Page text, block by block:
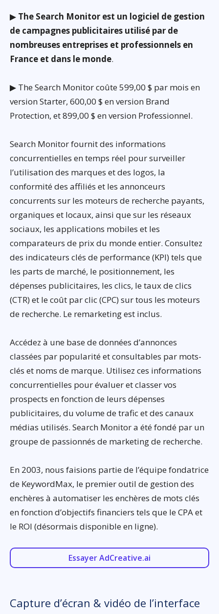
▶ The Search Monitor est un logiciel de gestion
de campagnes publicitaires utilisé par de
nombreuses entreprises et professionnels en
France et dans le monde.
▶ The Search Monitor coûte 599,00 $ par mois en
version Starter, 600,00 $ en version Brand
Protection, et 899,00 $ en version Professionnel.
Search Monitor fournit des informations
concurrentielles en temps réel pour surveiller
l’utilisation des marques et des logos, la
conformité des affiliés et les annonceurs
concurrents sur les moteurs de recherche payants,
organiques et locaux, ainsi que sur les réseaux
sociaux, les applications mobiles et les
comparateurs de prix du monde entier. Consultez
des indicateurs clés de performance (KPI) tels que
les parts de marché, le positionnement, les
dépenses publicitaires, les clics, le taux de clics
(CTR) et le coût par clic (CPC) sur tous les moteurs
de recherche. Le remarketing est inclus.
Accédez à une base de données d’annonces
classées par popularité et consultables par mots-
clés et noms de marque. Utilisez ces informations
concurrentielles pour évaluer et classer vos
prospects en fonction de leurs dépenses
publicitaires, du volume de trafic et des canaux
médias utilisés. Search Monitor a été fondé par un
groupe de passionnés de marketing de recherche.
En 2003, nous faisions partie de l’équipe fondatrice
de KeywordMax, le premier outil de gestion des
enchères à automatiser les enchères de mots clés
en fonction d’objectifs financiers tels que le CPA et
le ROI (désormais disponible en ligne).
Essayer AdCreative.ai
Capture d’écran & vidéo de l’interface